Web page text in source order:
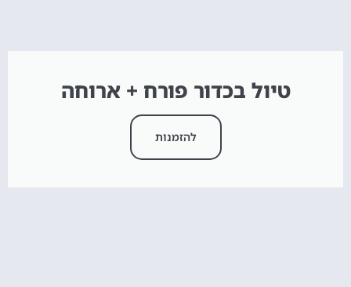
טיול בכדור פורח + ארוחה
להזמנות